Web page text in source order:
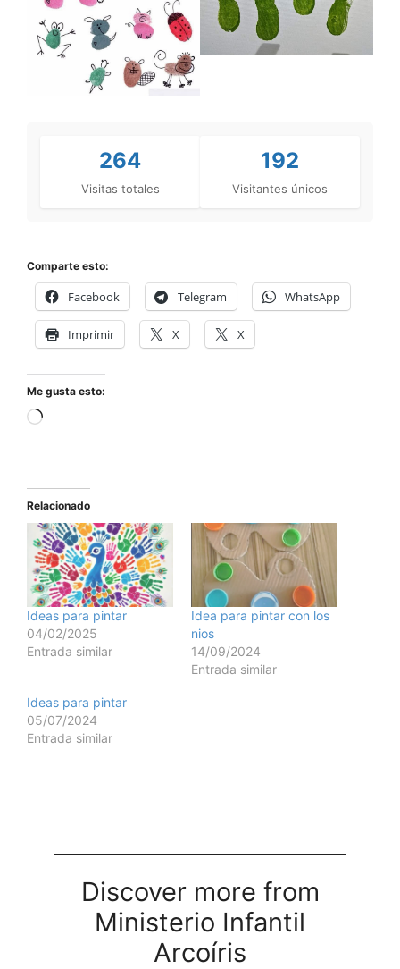
264
Visitas totales
192
Visitantes únicos
Comparte esto:
Facebook Telegram WhatsApp
Imprimir X X
Me gusta esto:
Relacionado
Ideas para pintar
04/02/2025
Entrada similar
Idea para pintar con los
nios
14/09/2024
Entrada similar
Ideas para pintar
05/07/2024
Entrada similar
Discover more from
Ministerio Infantil
Arcoíris